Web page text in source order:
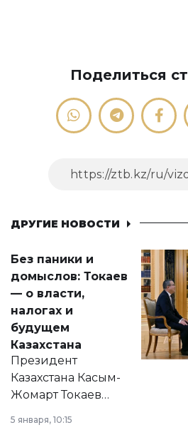
Поделиться
ДРУГИЕ НОВОСТИ
Без паники и
домыслов: Токаев
— о власти,
налогах и
будущем
Казахстана
Президент
Казахстана Касым-
Жомарт Токаев
сразу несколько
5 января, 10:15